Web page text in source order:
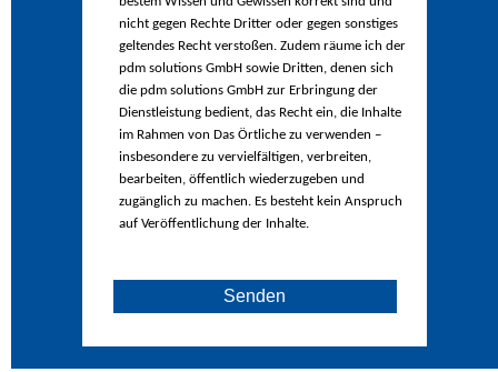
nicht gegen Rechte Dritter oder gegen sonstiges
geltendes Recht verstoßen. Zudem räume ich der
pdm solutions GmbH sowie Dritten, denen sich
die pdm solutions GmbH zur Erbringung der
Dienstleistung bedient, das Recht ein, die Inhalte
im Rahmen von Das Örtliche zu verwenden –
insbesondere zu vervielfältigen, verbreiten,
bearbeiten, öffentlich wiederzugeben und
zugänglich zu machen. Es besteht kein Anspruch
auf Veröffentlichung der Inhalte.
Senden